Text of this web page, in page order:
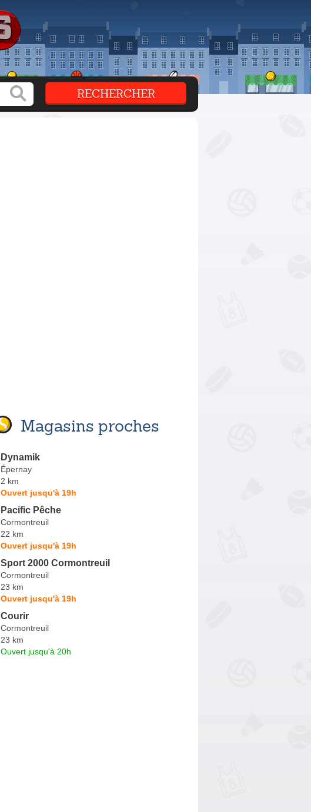
Magasins proches
Dynamik
Épernay
2 km
Ouvert jusqu'à 19h
Pacific Pêche
Cormontreuil
22 km
Ouvert jusqu'à 19h
Sport 2000 Cormontreuil
Cormontreuil
23 km
Ouvert jusqu'à 19h
Courir
Cormontreuil
23 km
Ouvert jusqu'à 20h